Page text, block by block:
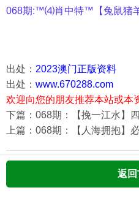
068期:™⑷肖中特™【兔鼠猪
出处： 2023澳门正版资料
出处： www.670288.com
欢迎向您的朋友推荐本站或本
下篇：068期：【挽一江水】
上篇：068期：【人海拥抱】
返